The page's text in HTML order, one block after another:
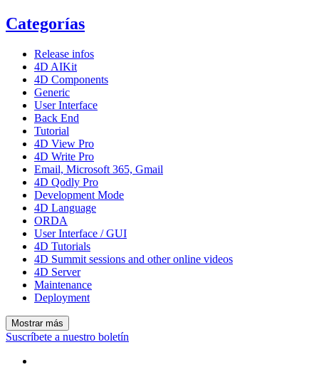
Categorías
Release infos
4D AIKit
4D Components
Generic
User Interface
Back End
Tutorial
4D View Pro
4D Write Pro
Email, Microsoft 365, Gmail
4D Qodly Pro
Development Mode
4D Language
ORDA
User Interface / GUI
4D Tutorials
4D Summit sessions and other online videos
4D Server
Maintenance
Deployment
Mostrar más
Suscríbete a nuestro boletín